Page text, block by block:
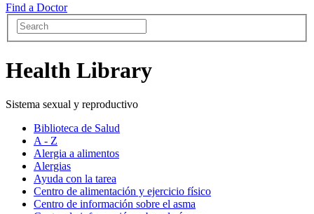
Find a Doctor
Health Library
Sistema sexual y reproductivo
Biblioteca de Salud
A - Z
Alergia a alimentos
Alergias
Ayuda con la tarea
Centro de alimentación y ejercicio físico
Centro de información sobre el asma